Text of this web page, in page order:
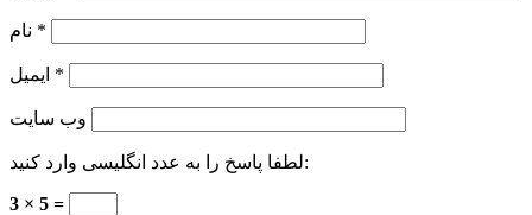
*
*
وب‌ سایت
لطفا پاسخ را به عدد انگلیسی وارد کنید:
3 × 5 =